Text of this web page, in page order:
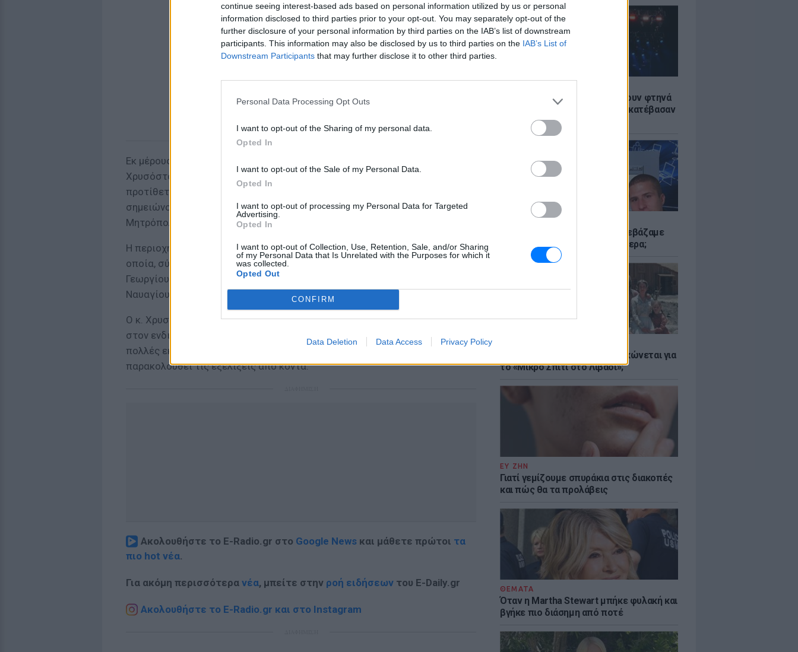
continue seeing interest-based ads based on personal information utilized by us or personal
information disclosed to third parties prior to your opt-out. You may separately opt-out of the
further disclosure of your personal information by third parties on the IAB’s list of downstream
participants. This information may also be disclosed by us to third parties on the IAB’s List of
Downstream Participants that may further disclose it to other third parties.
Personal Data Processing Opt Outs
I want to opt-out of the Sharing of my personal data.
Opted In
I want to opt-out of the Sale of my Personal Data.
Opted In
I want to opt-out of processing my Personal Data for Targeted
Advertising.
Opted In
I want to opt-out of Collection, Use, Retention, Sale, and/or Sharing
of my Personal Data that Is Unrelated with the Purposes for which it
was collected.
Opted Out
CONFIRM
Data Deletion Data Access Privacy Policy
Οι συναυλίες επιτέλους βγάζουν φτηνά
εισιτήρια - Ποιοι καλλιτέχνες κατέβασαν
τις τιμές
Έφτιαξαν το Napster που κατεβάζαμε
μουσική - Πού βρίσκονται σήμερα;
Explainer: Γιατί η Αμερική τσακώνεται για
το «Μικρό Σπίτι στο Λιβάδι»;
ΕΥ ΖΗΝ
Γιατί γεμίζουμε σπυράκια στις διακοπές
και πώς θα τα προλάβεις
ΘΕΜΑΤΑ
Όταν η Martha Stewart μπήκε φυλακή και
βγήκε πιο διάσημη από ποτέ
Εκ μέρους της Εκκλησίας, ο Μητροπολίτης Δωδώνης και πρώην Ζακύνθου κ.
Χρυσόστομος, μιλώντας στο ΑΠΕ–ΜΠΕ, δήλωσε ότι η Εκκλησία δεν
προτίθεται να απεμπολήσει τα δικαιώματά της στην περιοχή,
σημειώνοντας πως με το θέμα ασχολούνται ήδη οι νομικοί σύμβουλοι της
Μητρόπολης Ζακύνθου.
Η περιοχή για την οποία υπάρχει επενδυτικό ενδιαφέρον είναι έκταση η
οποία, σύμφωνα με την Εκκλησία, ανήκει στο Μοναστήρι του Αγίου
Γεωργίου των Κρημνών και περιλαμβάνει τη διάσημη παραλία του
Ναυαγίου.
Ο κ. Χρυσόστομος σχολίασε πως η διαδικασία μεταβίβασης των ακινήτων
στον ενδιαφερόμενο επενδυτή είναι σε αρχικό στάδιο και πως υπάρχουν
πολλές εκκρεμότητες. Σε κάθε περίπτωση, σημείωσε πως η Εκκλησία
παρακολουθεί τις εξελίξεις από κοντά.
Ακολουθήστε το E-Radio.gr στο Google News και μάθετε πρώτοι τα
πιο hot νέα.
Για ακόμη περισσότερα νέα, μπείτε στην ροή ειδήσεων του E-Daily.gr
Ακολουθήστε το E-Radio.gr και στο Instagram